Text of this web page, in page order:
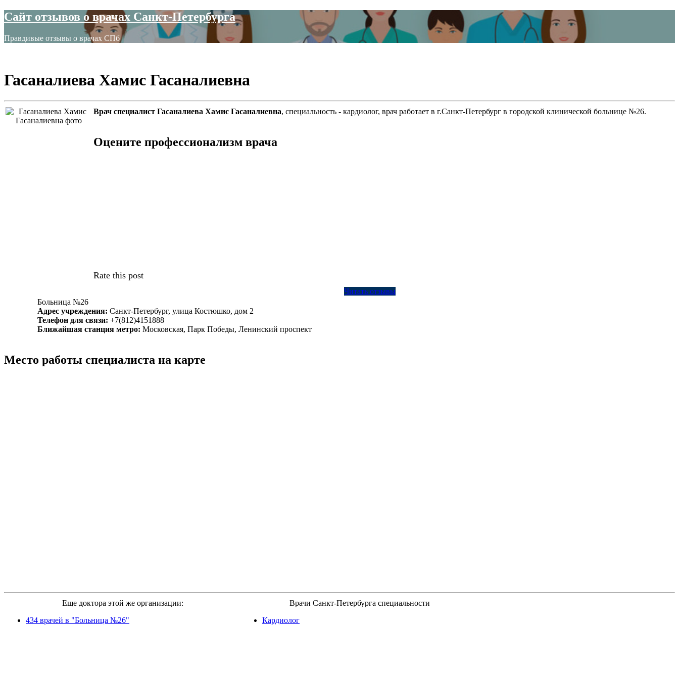
Сайт отзывов о врачах Санкт-Петербурга
Правдивые отзывы о врачах СПб
Гасаналиева Хамис Гасаналиевна
Врач специалист Гасаналиева Хамис Гасаналиевна, специальность - кардиолог, врач работает в г.Санкт-Петербург в городской клинической больнице №26.
Оцените профессионализм врача
Rate this post
Читать отзывы
Больница №26
Адрес учреждения: Санкт-Петербург, улица Костюшко, дом 2
Телефон для связи: +7(812)4151888
Ближайшая станция метро: Московская, Парк Победы, Ленинский проспект
Место работы специалиста на карте
Еще доктора этой же организации:
434 врачей в "Больница №26"
Врачи Санкт-Петербурга специальности
Кардиолог